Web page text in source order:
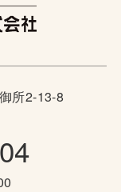
所2-13-8